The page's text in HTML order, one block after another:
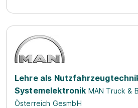
Lehre als
Systemelektronik MAN Truck &
Österreich GesmbH